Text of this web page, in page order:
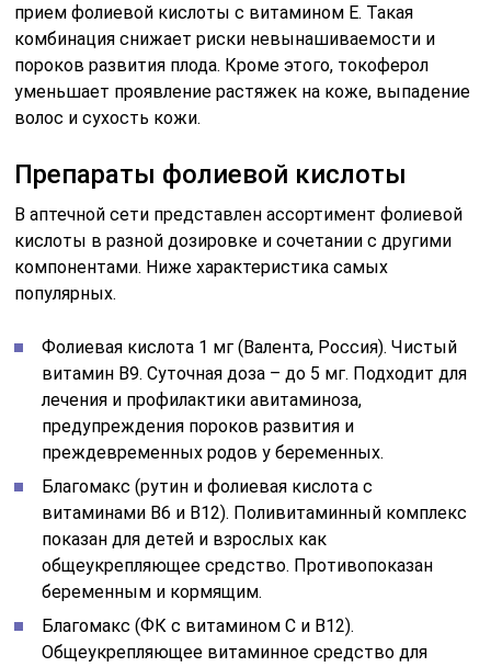
прием фолиевой кислоты с витамином Е. Такая
комбинация снижает риски невынашиваемости и
пороков развития плода. Кроме этого, токоферол
уменьшает проявление растяжек на коже, выпадение
волос и сухость кожи.
Препараты фолиевой кислоты
В аптечной сети представлен ассортимент фолиевой
кислоты в разной дозировке и сочетании с другими
компонентами. Ниже характеристика самых
популярных.
Фолиевая кислота 1 мг (Валента, Россия). Чистый
витамин B9. Суточная доза – до 5 мг. Подходит для
лечения и профилактики авитаминоза,
предупреждения пороков развития и
преждевременных родов у беременных.
Благомакс (рутин и фолиевая кислота с
витаминами B6 и B12). Поливитаминный комплекс
показан для детей и взрослых как
общеукрепляющее средство. Противопоказан
беременным и кормящим.
Благомакс (ФК с витамином С и B12).
Общеукрепляющее витаминное средство для